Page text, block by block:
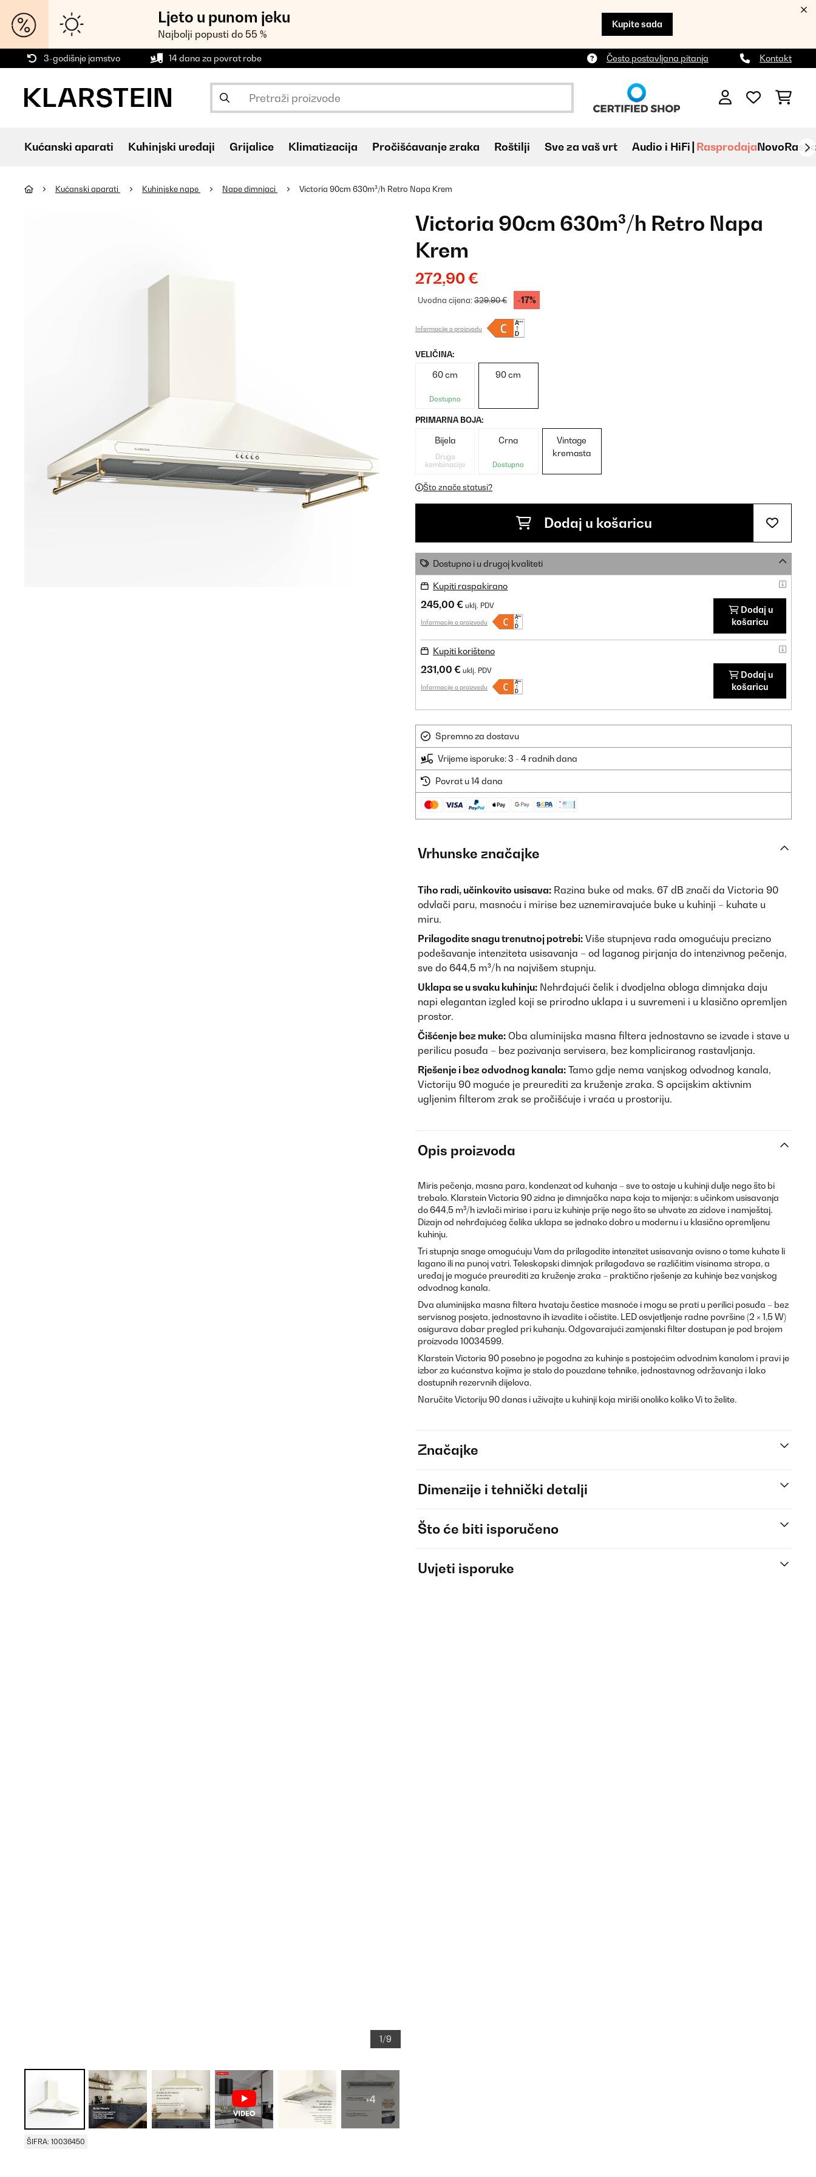
Ljeto u punom jeku
Najbolji popusti do 55 %
Kupite sada
3-godišnje jamstvo 14 dana za povrat robe Često postavljana pitanja Kontakt
Kućanski aparati Kuhinjski uređaji Grijalice Klimatizacija Pročišćavanje zraka Roštilji Sve za vaš vrt Audio i HiFi RasprodajaNovo
Kućanski aparati Kuhinjske nape Nape dimnjaci Victoria 90cm 630m³/h Retro Napa Krem
1/9
+4
ŠIFRA: 10036450
Victoria 90cm 630m³/h Retro Napa
Krem
272,90 €
Uvodna cijena:329,90 € -17%
Informacije o proizvodu
VELIČINA:
60 cm
Dostupno
90 cm
PRIMARNA BOJA:
Bijela
Druga
kombinacija
Crna
Dostupno
Vintage
kremasta
Što znače statusi?
Dodaj u košaricu
Dostupno i u drugoj kvaliteti
Kupiti raspakirano
245,00 € uklj. PDV
Informacije o proizvodu
Dodaj u
košaricu
Kupiti korišteno
231,00 € uklj. PDV
Informacije o proizvodu
Dodaj u
košaricu
Spremno za dostavu
Vrijeme isporuke: 3 - 4 radnih dana
Povrat u 14 dana
Vrhunske značajke
Tiho radi, učinkovito usisava: Razina buke od maks. 67 dB znači da Victoria 90
odvlači paru, masnoću i mirise bez uznemiravajuće buke u kuhinji – kuhate u
miru.
Prilagodite snagu trenutnoj potrebi: Više stupnjeva rada omogućuju precizno
podešavanje intenziteta usisavanja – od laganog pirjanja do intenzivnog pečenja,
sve do 644,5 m³/h na najvišem stupnju.
Uklapa se u svaku kuhinju: Nehrđajući čelik i dvodjelna obloga dimnjaka daju
napi elegantan izgled koji se prirodno uklapa i u suvremeni i u klasično opremljen
prostor.
Čišćenje bez muke: Oba aluminijska masna filtera jednostavno se izvade i stave u
perilicu posuđa – bez pozivanja servisera, bez kompliciranog rastavljanja.
Rješenje i bez odvodnog kanala: Tamo gdje nema vanjskog odvodnog kanala,
Victoriju 90 moguće je preurediti za kruženje zraka. S opcijskim aktivnim
ugljenim filterom zrak se pročišćuje i vraća u prostoriju.
Opis proizvoda
Miris pečenja, masna para, kondenzat od kuhanja – sve to ostaje u kuhinji dulje nego što bi
trebalo. Klarstein Victoria 90 zidna je dimnjačka napa koja to mijenja: s učinkom usisavanja
do 644,5 m³/h izvlači mirise i paru iz kuhinje prije nego što se uhvate za zidove i namještaj.
Dizajn od nehrđajućeg čelika uklapa se jednako dobro u modernu i u klasično opremljenu
kuhinju.
Tri stupnja snage omogućuju Vam da prilagodite intenzitet usisavanja ovisno o tome kuhate li
lagano ili na punoj vatri. Teleskopski dimnjak prilagođava se različitim visinama stropa, a
uređaj je moguće preurediti za kruženje zraka – praktično rješenje za kuhinje bez vanjskog
odvodnog kanala.
Dva aluminijska masna filtera hvataju čestice masnoće i mogu se prati u perilici posuđa – bez
servisnog posjeta, jednostavno ih izvadite i očistite. LED osvjetljenje radne površine (2 × 1,5 W)
osigurava dobar pregled pri kuhanju. Odgovarajući zamjenski filter dostupan je pod brojem
proizvoda 10034599.
Klarstein Victoria 90 posebno je pogodna za kuhinje s postojećim odvodnim kanalom i pravi je
izbor za kućanstva kojima je stalo do pouzdane tehnike, jednostavnog održavanja i lako
dostupnih rezervnih dijelova.
Naručite Victoriju 90 danas i uživajte u kuhinji koja miriši onoliko koliko Vi to želite.
Značajke
Dimenzije i tehnički detalji
Što će biti isporučeno
Uvjeti isporuke